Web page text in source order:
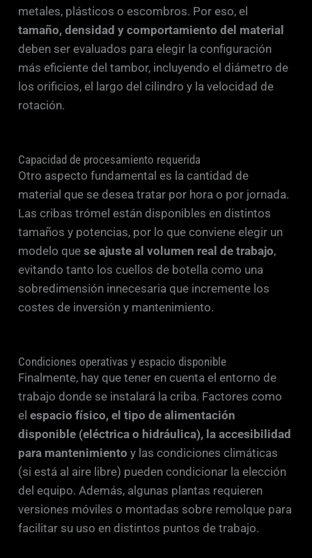
metales, plásticos o escombros. Por eso, el
tamaño, densidad y comportamiento del material
deben ser evaluados para elegir la configuración
más eficiente del tambor, incluyendo el diámetro de
los orificios, el largo del cilindro y la velocidad de
rotación.
Capacidad de procesamiento requerida
Otro aspecto fundamental es la cantidad de
material que se desea tratar por hora o por jornada.
Las cribas trómel están disponibles en distintos
tamaños y potencias, por lo que conviene elegir un
modelo quese ajuste al volumen real de trabajo,
evitando tanto los cuellos de botella como una
sobredimensión innecesaria que incremente los
costes de inversión y mantenimiento.
Condiciones operativas y espacio disponible
Finalmente, hay que tener en cuenta el entorno de
trabajo donde se instalará la criba. Factores como
elespacio físico, el tipo de alimentación
disponible (eléctrica o hidráulica), la accesibilidad
para mantenimiento y las condiciones climáticas
(si está al aire libre) pueden condicionar la elección
del equipo. Además, algunas plantas requieren
versiones móviles o montadas sobre remolque para
facilitar su uso en distintos puntos de trabajo.